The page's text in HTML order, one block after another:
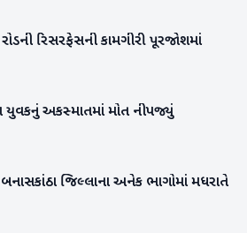
રિસરફેસની કામગીરી પૂરજોશમાં
યુવકનું અકસ્માતમાં મોત નીપજ્યું
જિલ્લાના અનેક ભાગોમાં મધરાતે